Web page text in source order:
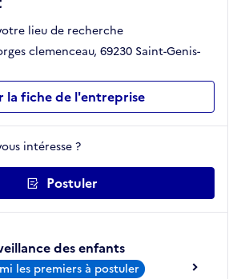
lieu de recherche
clemenceau, 69230 Saint-Genis-
la fiche de l'entreprise
intéresse ?
Postuler
des enfants
les premiers à postuler